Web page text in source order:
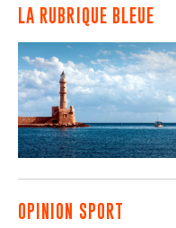
LA RUBRIQUE BLEUE
OPINION SPORT